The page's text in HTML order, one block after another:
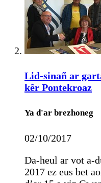
Lid-sinañ ar
kêr Pontekroaz
Ya d'ar brezhoneg
02/10/2017
Da-heul ar vot a-
2017 ez eus bet